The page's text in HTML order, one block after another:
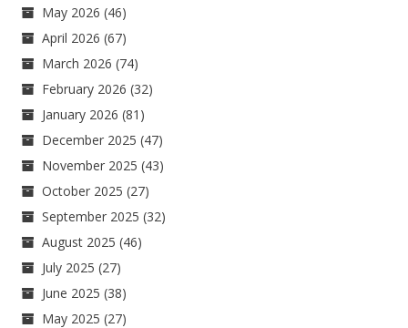
May 2026 (46)
April 2026 (67)
March 2026 (74)
February 2026 (32)
January 2026 (81)
December 2025 (47)
November 2025 (43)
October 2025 (27)
September 2025 (32)
August 2025 (46)
July 2025 (27)
June 2025 (38)
May 2025 (27)